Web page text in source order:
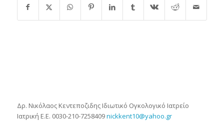
Δρ. Νικόλαος Κεντεποζιδης Ιδιωτικό Ογκολογικό Ιατρείο
Ιατρική Ε.Ε. 0030-210-7258409nickkent10@yahoo.gr